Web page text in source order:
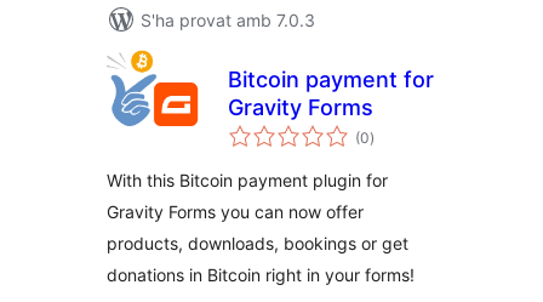
S'ha provat amb 7.0.3
Bitcoin payment for
Gravity Forms
(0puntuacions
totals
)
With this Bitcoin payment plugin for
Gravity Forms you can now offer
products, downloads, bookings or get
donations in Bitcoin right in your forms!